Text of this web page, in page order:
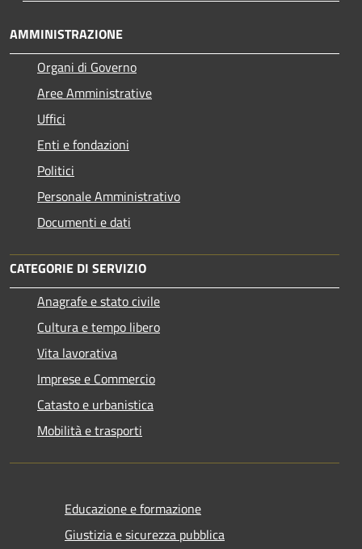
AMMINISTRAZIONE
Organi di Governo
Aree Amministrative
Uffici
Enti e fondazioni
Politici
Personale Amministrativo
Documenti e dati
CATEGORIE DI SERVIZIO
Anagrafe e stato civile
Cultura e tempo libero
Vita lavorativa
Imprese e Commercio
Catasto e urbanistica
Mobilità e trasporti
Educazione e formazione
Giustizia e sicurezza pubblica